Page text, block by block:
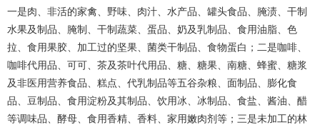
一是肉、非活的家禽、野味、肉汁、水产品、罐头食品、腌渍、干制
水果及制品、腌制、干制蔬菜、蛋品、奶及乳制品、食用油脂、色
拉、食用果胶、加工过的坚果、菌类干制品、食物蛋白；二是咖啡、
咖啡代用品、可可、茶及茶叶代用品、糖、糖果、南糖、蜂蜜、糖浆
及非医用营养食品、糕点、代乳制品等五谷杂粮、面制品、膨化食
品、豆制品、食用淀粉及其制品、饮用冰、冰制品、食盐、酱油、醋
等调味品、酵母、食用香精、香料、家用嫩肉剂等；三是未加工的林